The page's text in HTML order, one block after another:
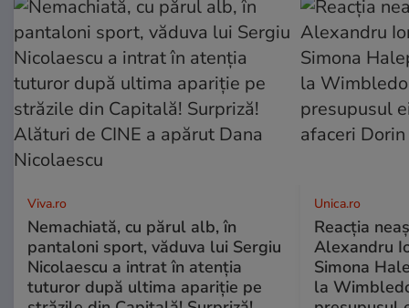
Viva.ro
Nemachiată, cu părul alb, în
pantaloni sport, văduva lui Sergiu
Nicolaescu a intrat în atenția
tuturor după ultima apariție pe
Unica.ro
Reacția
Alexandru
Simona
la